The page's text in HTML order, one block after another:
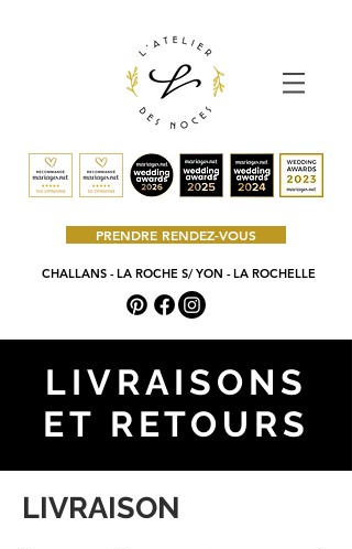
PRENDRE RENDEZ-VOUS
CHALLANS - LA ROCHE S/ YON - LA ROCHELLE
LIVRAISONS
ET RETOURS
LIVRAISON